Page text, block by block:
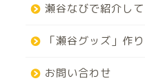
瀬谷なびで紹介して
「瀬谷グッズ」作
お問い合わせ